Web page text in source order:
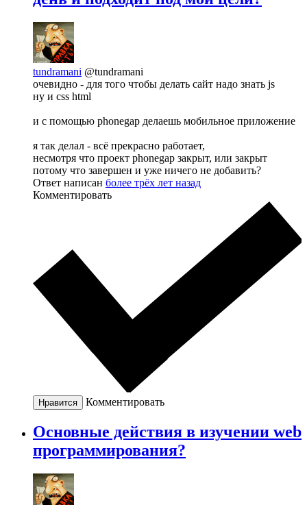
tundramani @tundramani
очевидно - для того чтобы делать сайт надо знать js
ну и css html
и с помощью phonegap делаешь мобильное приложение
я так делал - всё прекрасно работает,
несмотря что проект phonegap закрыт, или закрыт
потому что завершен и уже ничего не добавить?
Ответ написан более трёх лет назад
Комментировать
Нравится Комментировать
Основные действия в изучении web
программирования?